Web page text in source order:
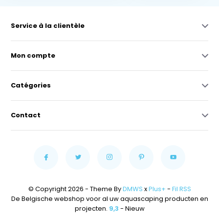
Service à la clientèle
Mon compte
Catégories
Contact
© Copyright 2026 - Theme ByDMWS xPlus+ - Fil RSS
De Belgische webshop voor al uw aquascaping producten en
projecten. 9,3 - Nieuw